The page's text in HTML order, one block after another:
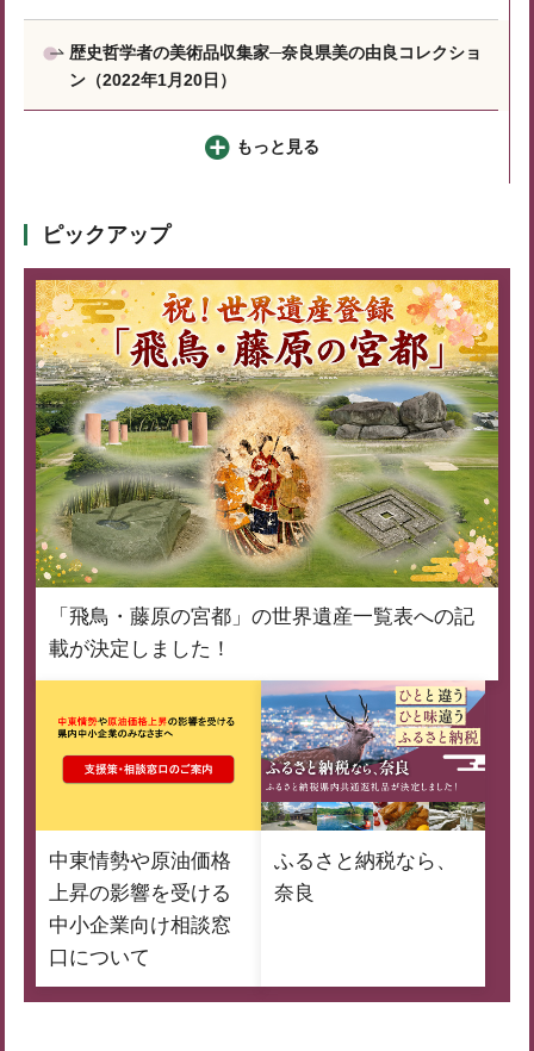
歴史哲学者の美術品収集家─奈良県美の由良コレクショ
ン（2022年1月20日）
もっと見る
ピックアップ
「飛鳥・藤原の宮都」の世界遺産一覧表への記
載が決定しました！
中東情勢や原油価格
上昇の影響を受ける
中小企業向け相談窓
口について
ふるさと納税なら、
奈良